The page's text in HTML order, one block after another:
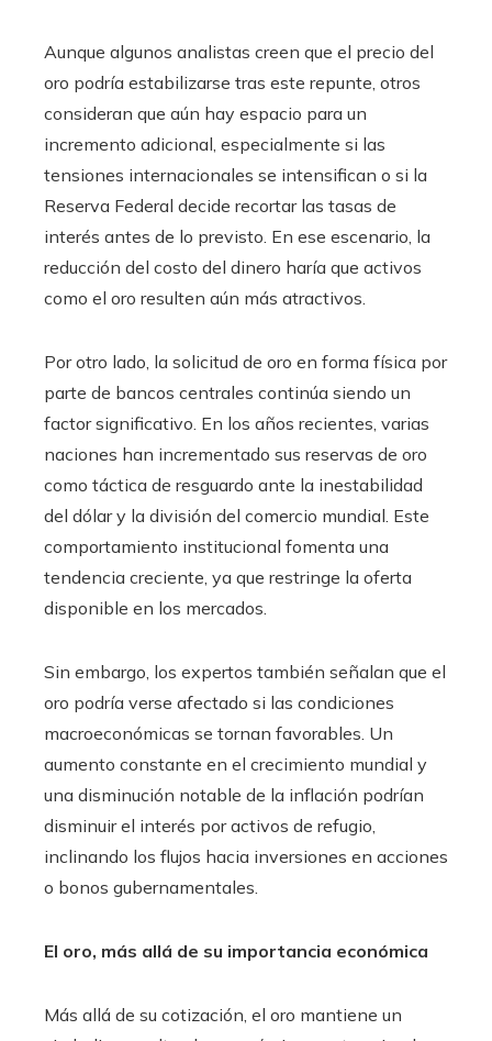
Aunque algunos analistas creen que el precio del
oro podría estabilizarse tras este repunte, otros
consideran que aún hay espacio para un
incremento adicional, especialmente si las
tensiones internacionales se intensifican o si la
Reserva Federal decide recortar las tasas de
interés antes de lo previsto. En ese escenario, la
reducción del costo del dinero haría que activos
como el oro resulten aún más atractivos.
Por otro lado, la solicitud de oro en forma física por
parte de bancos centrales continúa siendo un
factor significativo. En los años recientes, varias
naciones han incrementado sus reservas de oro
como táctica de resguardo ante la inestabilidad
del dólar y la división del comercio mundial. Este
comportamiento institucional fomenta una
tendencia creciente, ya que restringe la oferta
disponible en los mercados.
Sin embargo, los expertos también señalan que el
oro podría verse afectado si las condiciones
macroeconómicas se tornan favorables. Un
aumento constante en el crecimiento mundial y
una disminución notable de la inflación podrían
disminuir el interés por activos de refugio,
inclinando los flujos hacia inversiones en acciones
o bonos gubernamentales.
El oro, más allá de su importancia económica
Más allá de su cotización, el oro mantiene un